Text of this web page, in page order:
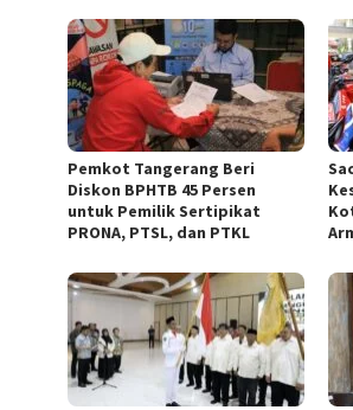
Pemkot Tangerang Beri
Diskon BPHTB 45 Persen
untuk Pemilik Sertipikat
PRONA, PTSL, dan PTKL